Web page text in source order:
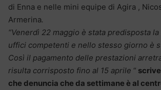
di Enna e nelle mini equipe di Agira ,
Armerina.
“Venerdì 22 maggio è stata predisposta
uffici competenti e nello stesso giorno è
Così il pagamento delle prestazioni
risulta corrisposto fino al 15 aprile “ scrive
che denuncia che da settimane è al